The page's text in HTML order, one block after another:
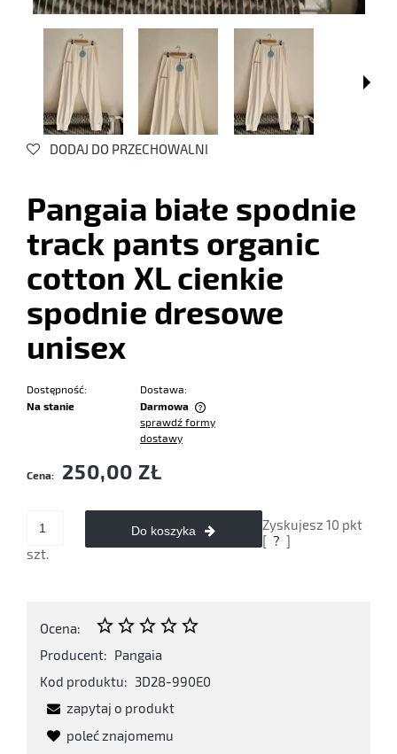
DODAJ DO PRZECHOWALNI
Pangaia białe spodnie
track pants organic
cotton XL cienkie
spodnie dresowe
unisex
Dostępność:
Na stanie
Dostawa:
Darmowa
Cena nie zawiera ewentualnych kosztów płatności
sprawdź formy
dostawy
Cena: 250,00 ZŁ
szt.
Do koszyka Zyskujesz 10 pkt
[ ? ]
Ocena:
Producent: Pangaia
Kod produktu: 3D28-990E0
zapytaj o produkt
poleć znajomemu